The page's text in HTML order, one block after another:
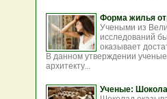
Форма жилья
Учеными из
исследований
оказывает
В данном утверждении
архитекту...
Ученые: